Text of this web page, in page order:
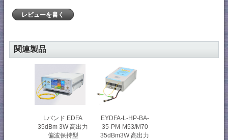
レビューを書く
関連製品
Lバンド EDFA
35dBm 3W 高出力
偏波保持型
EYDFA-L-HP-BA-
35-PM-M53/M70
35dBm3W 高出力